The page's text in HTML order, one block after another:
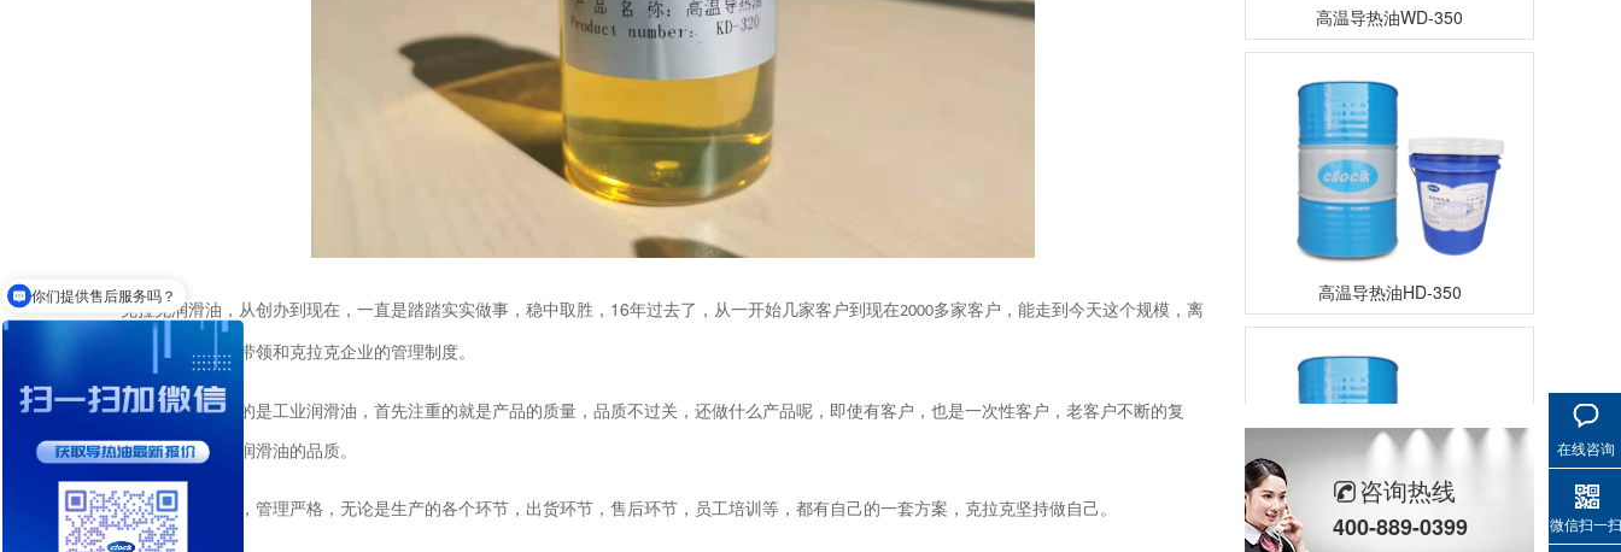
克拉克润滑油，从创办到现在，一直是踏踏实实做事，稳中取胜， 16年过去了，从一开始几家客户到现在2000多家客户，能走到今天这个规模，离
不开廖建平总经理的带领和克拉克企业的管理制度。
克拉克润滑油做的是工业润滑油，首先注重的就是产品的质量，品质不过关，还做什么产品呢，即使有客户，也是一次性客户，老客户不断的复
购，就证明了克拉克润滑油的品质。
克拉克管理制度，管理严格，无论是生产的各个环节，出货环节，售后环节，员工培训等，都有自己的一套方案，克拉克坚持做自己。
咨询热线
400-889-0399
在线咨询
微信扫一扫
KD和WD有什么区别？